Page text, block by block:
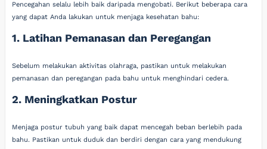
Pencegahan selalu lebih baik daripada mengobati. Berikut beberapa cara
yang dapat Anda lakukan untuk menjaga kesehatan bahu:
1. Latihan Pemanasan dan Peregangan
Sebelum melakukan aktivitas olahraga, pastikan untuk melakukan
pemanasan dan peregangan pada bahu untuk menghindari cedera.
2. Meningkatkan Postur
Menjaga postur tubuh yang baik dapat mencegah beban berlebih pada
bahu. Pastikan untuk duduk dan berdiri dengan cara yang mendukung